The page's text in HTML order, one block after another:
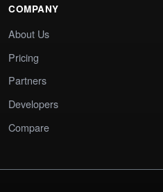
COMPANY
About Us
Pricing
Partners
Developers
Compare